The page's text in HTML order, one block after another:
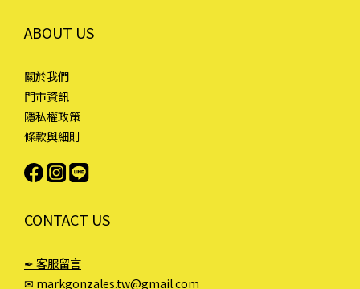
ABOUT US
關於我們
門市資訊
隱私權政策
條款與細則
CONTACT US
✒ 客服留言
✉ markgonzales.tw@gmail.com